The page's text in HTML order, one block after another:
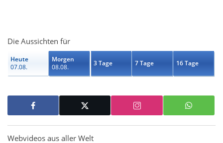
Die Aussichten für
Heute
07.08.
Morgen
08.08.
3 Tage 7 Tage 16 Tage
Webvideos aus aller Welt